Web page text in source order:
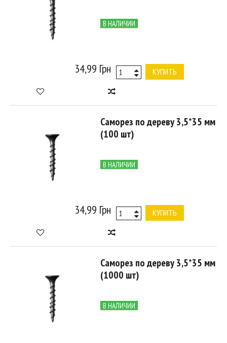
В НАЛИЧИИ
34,99 Грн КУПИТЬ
Саморез по дереву 3,5*35 мм
(100 шт)
В НАЛИЧИИ
34,99 Грн КУПИТЬ
Саморез по дереву 3,5*35 мм
(1000 шт)
В НАЛИЧИИ